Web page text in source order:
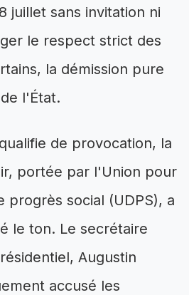
juillet sans invitation ni
le respect strict des
la démission pure
l'État.
de provocation, la
portée par l'Union pour
progrès social (UDPS), a
le ton. Le secrétaire
Augustin
accusé les